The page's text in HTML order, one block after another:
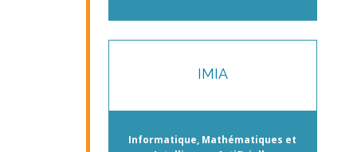
IMIA
Informatique, Mathématiques et